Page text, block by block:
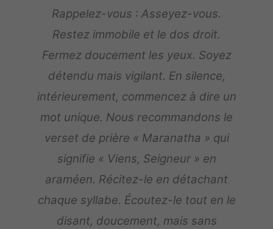
Rappelez-vous : Asseyez-vous.
Restez immobile et le dos droit.
Fermez doucement les yeux. Soyez
détendu mais vigilant. En silence,
intérieurement, commencez à dire un
mot unique. Nous recommandons le
verset de prière « Maranatha » qui
signifie « Viens, Seigneur » en
araméen. Récitez-le en détachant
chaque syllabe. Écoutez-le tout en le
disant, doucement, mais sans